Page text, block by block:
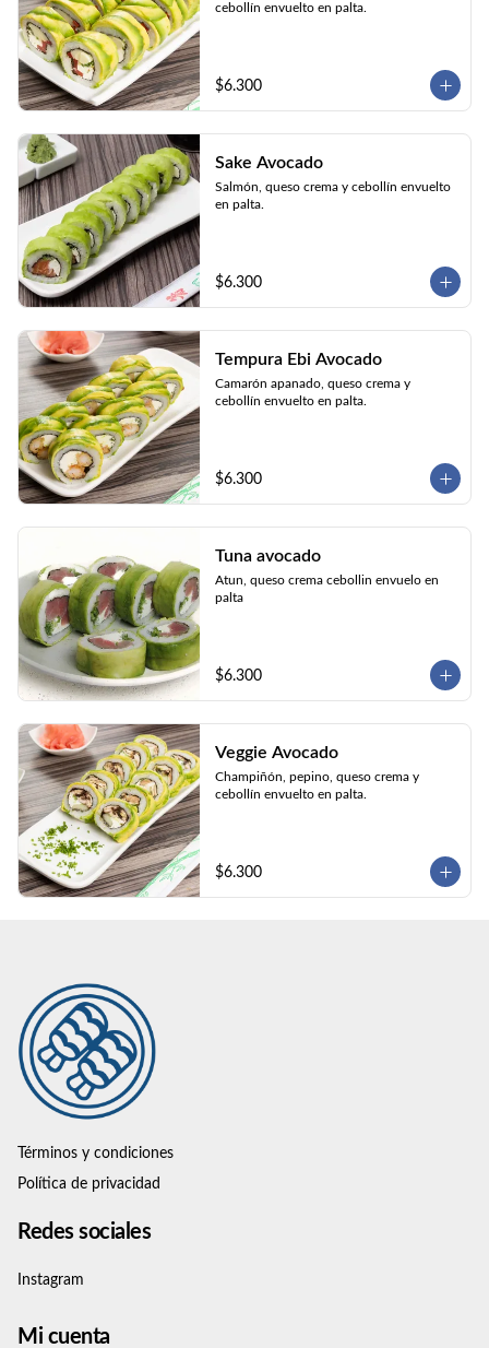
cebollín envuelto en palta.
$6.300
Sake Avocado
Salmón, queso crema y cebollín envuelto
en palta.
$6.300
Tempura Ebi Avocado
Camarón apanado, queso crema y
cebollín envuelto en palta.
$6.300
Tuna avocado
Atun, queso crema cebollin envuelo en
palta
$6.300
Veggie Avocado
Champiñón, pepino, queso crema y
cebollín envuelto en palta.
$6.300
Términos y condiciones
Política de privacidad
Redes sociales
Instagram
Mi cuenta